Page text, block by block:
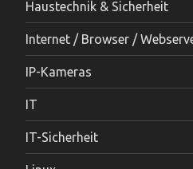
Haustechnik & Sicherheit
Internet / Browser /
IP-Kameras
IT
IT-Sicherheit